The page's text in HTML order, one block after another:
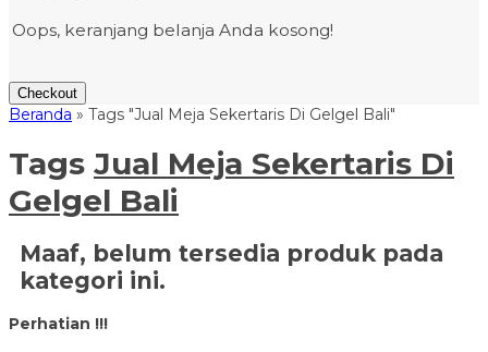
Oops, keranjang belanja Anda kosong!
Checkout
Beranda » Tags "Jual Meja Sekertaris Di Gelgel Bali"
Tags Jual Meja Sekertaris Di
Gelgel Bali
Maaf, belum tersedia produk pada
kategori ini.
Perhatian !!!